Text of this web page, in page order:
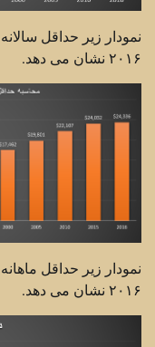
۲۰۱۶ نشان می دهد.
۲۰۱۶ نشان می دهد.